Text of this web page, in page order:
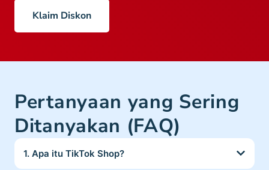
Klaim Diskon
Pertanyaan yang Sering
Ditanyakan (FAQ)
1. Apa itu TikTok Shop?